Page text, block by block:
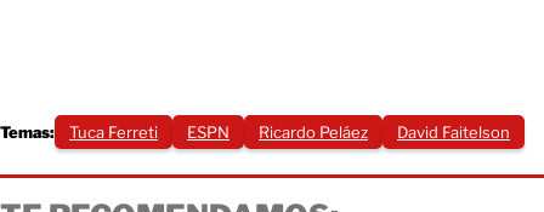
Temas: Tuca Ferreti ESPN Ricardo Peláez David Faitelson